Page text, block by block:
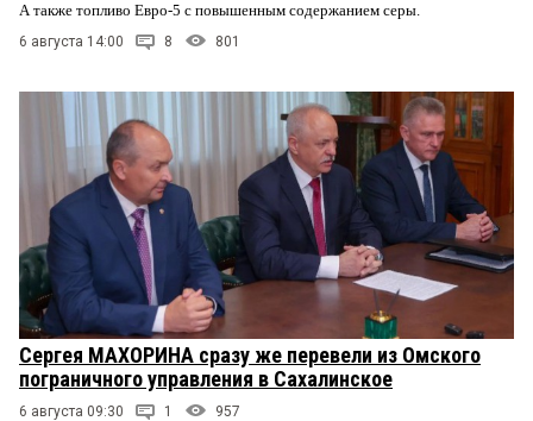
А также топливо Евро-5 с повышенным содержанием серы.
6 августа 14:00 8 801
Сергея МАХОРИНА сразу же перевели из Омского
пограничного управления в Сахалинское
6 августа 09:30 1 957